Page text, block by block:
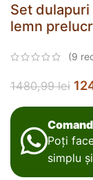
Set
lemn
(9
1480,99lei
Poți
simplu